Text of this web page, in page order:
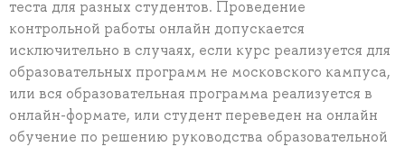
теста для разных студентов. Проведение
контрольной работы онлайн допускается
исключительно в случаях, если курс реализуется для
образовательных программ не московского кампуса,
или вся образовательная программа реализуется в
онлайн-формате, или студент переведен на онлайн
обучение по решению руководства образовательной